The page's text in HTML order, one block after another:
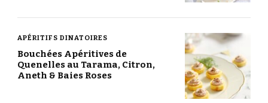
APÉRITIFS DINATOIRES
Bouchées Apéritives de
Quenelles au Tarama, Citron,
Aneth & Baies Roses